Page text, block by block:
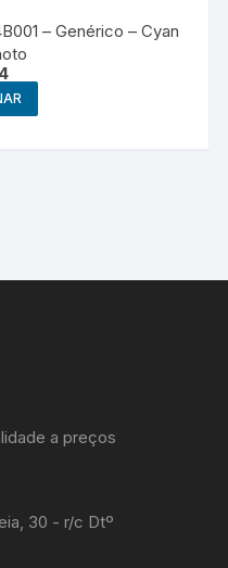
– Genérico – Cyan
a preços
30 - r/c Dtº